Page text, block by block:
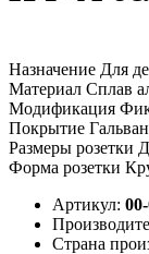
Назначение Для
Материал Сплав
Модификация
Покрытие
Размеры розетки
Форма розетки
Артикул:
Страна